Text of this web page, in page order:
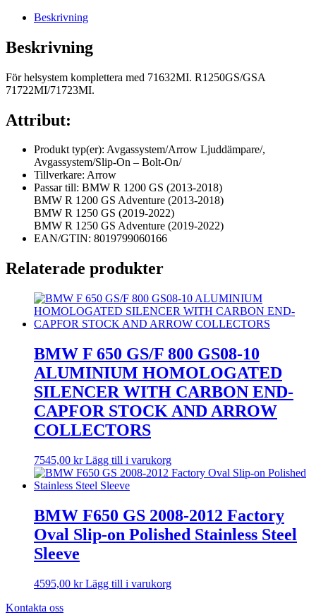
Beskrivning
Beskrivning
För helsystem komplettera med 71632MI. R1250GS/GSA
71722MI/71723MI.
Attribut:
Produkt typ(er): Avgassystem/Arrow Ljuddämpare/,
Avgassystem/Slip-On – Bolt-On/
Tillverkare: Arrow
Passar till: BMW R 1200 GS (2013-2018)
BMW R 1200 GS Adventure (2013-2018)
BMW R 1250 GS (2019-2022)
BMW R 1250 GS Adventure (2019-2022)
EAN/GTIN: 8019799060166
Relaterade produkter
BMW F 650 GS/F 800 GS08-10
ALUMINIUM HOMOLOGATED
SILENCER WITH CARBON END-
CAPFOR STOCK AND ARROW
COLLECTORS
7545,00 kr Lägg till i varukorg
BMW F650 GS 2008-2012 Factory
Oval Slip-on Polished Stainless Steel
Sleeve
4595,00 kr Lägg till i varukorg
Kontakta oss